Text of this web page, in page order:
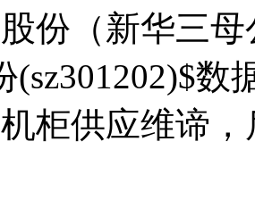
份（新华三
(sz301202)$
柜供应维谛